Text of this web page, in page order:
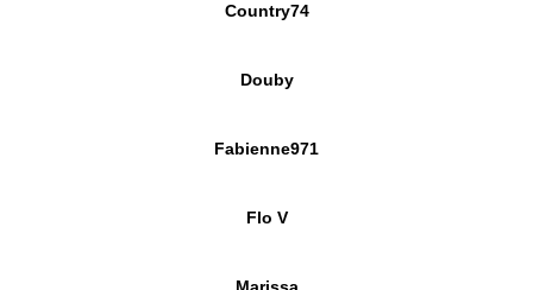
Country74
Douby
Fabienne971
Flo V